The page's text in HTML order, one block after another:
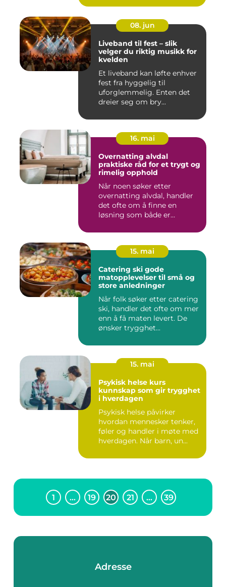
08. jun
Liveband til fest – slik
velger du riktig musikk for
kvelden
Et liveband kan løfte enhver
fest fra hyggelig til
uforglemmelig. Enten det
dreier seg om bry...
16. mai
Overnatting alvdal
praktiske råd for et trygt og
rimelig opphold
Når noen søker etter
overnatting alvdal, handler
det ofte om å finne en
løsning som både er
15. mai
Catering ski gode
matopplevelser til små og
store anledninger
Når folk søker etter catering
ski, handler det ofte om mer
enn å få maten levert. De
ønsker trygghet...
15. mai
Psykisk helse kurs
kunnskap som gir trygghet
i hverdagen
Psykisk helse påvirker
hvordan mennesker tenker,
føler og handler i møte med
hverdagen. Når barn, un...
1 … 19 20 21 … 39
Adresse